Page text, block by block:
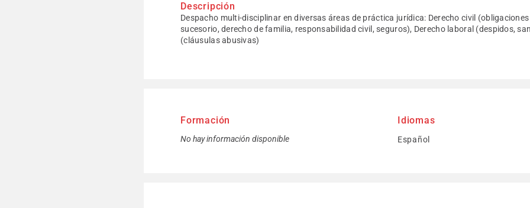
Descripción
Despacho multi-disciplinar en diversas áreas de práctica jurídica: Derecho civil
sucesorio, derecho de familia, responsabilidad civil, seguros), Derecho laboral (despidos,
(cláusulas abusivas)
Formación
No hay información disponible
Idiomas
Español